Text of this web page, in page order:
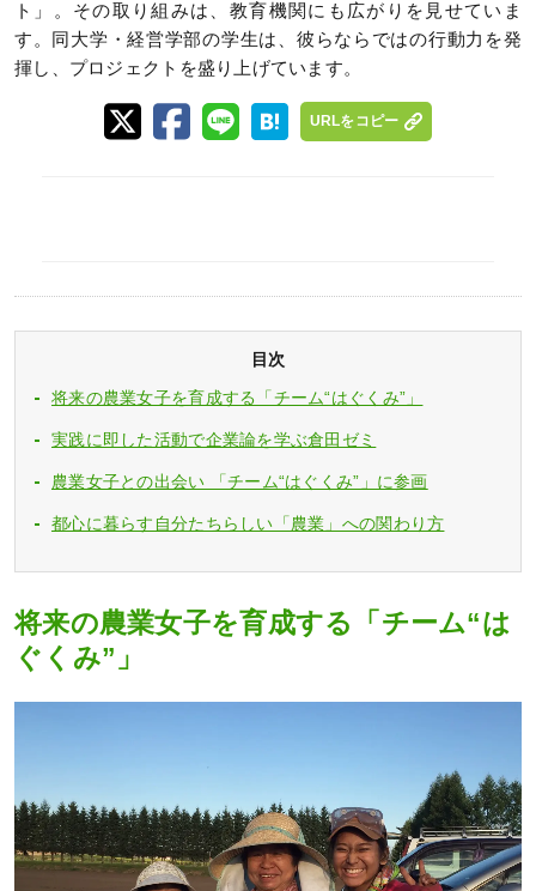
ト」。その取り組みは、教育機関にも広がりを見せていま
す。同大学・経営学部の学生は、彼らならではの行動力を発
揮し、プロジェクトを盛り上げています。
URLをコピー
目次
将来の農業女子を育成する「チーム“はぐくみ”」
実践に即した活動で企業論を学ぶ倉田ゼミ
農業女子との出会い 「チーム“はぐくみ”」に参画
都心に暮らす自分たちらしい「農業」への関わり方
将来の農業女子を育成する「チーム“は
ぐくみ”」